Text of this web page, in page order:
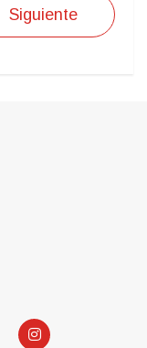
Siguiente